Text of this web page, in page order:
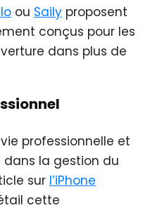
ou Saily proposent
conçus pour les
dans plus de
professionnelle et
dans la gestion du
sur l’iPhone
cette